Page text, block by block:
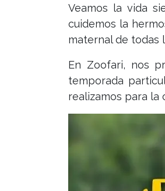
Veamos la vida
cuidemos la
maternal de todas
En Zoofari, nos
temporada
realizamos para la